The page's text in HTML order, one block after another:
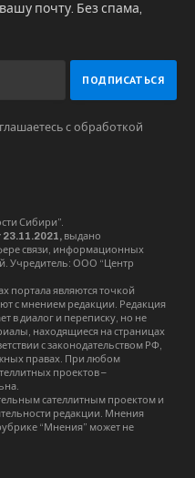
почту. Без спама,
с обработкой
Сибири”.
выдано
связи, информационных
Учредитель: ООО “Центр
портала являются точкой
с мнением редакции. Редакция
в диалог и переписку, но не
находящиеся на страницах
с законодательством РФ,
правах. При любом
проектов –
сателлитным проектом и
редакции. Мнения
“Мнения” может не